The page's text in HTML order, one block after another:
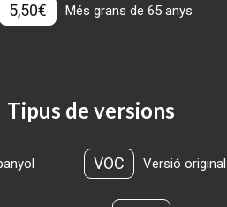
5,50€ Més grans de 65 anys
Tipus de versions
VOC Versió